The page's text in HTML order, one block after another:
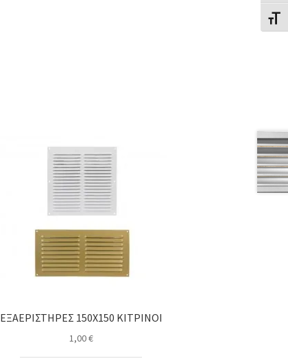
ΕΞΑΕΡΙΣΤΗΡΕΣ 150Χ150 ΚΙΤΡΙΝΟΙ
1,00€